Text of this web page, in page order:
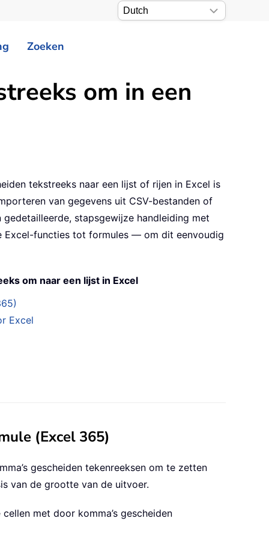
Zoeken
om in een
tekstreeks naar een lijst of rijen in Excel is
van gegevens uit CSV-bestanden of
stapsgewijze handleiding met
functies tot formules — om dit eenvoudig
om naar een lijst in Excel
Excel
(Excel 365)
gescheiden tekenreeksen om te zetten
van de grootte van de uitvoer.
met door komma’s gescheiden